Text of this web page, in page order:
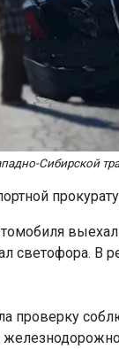
Сибирской
светофора. В
проверку